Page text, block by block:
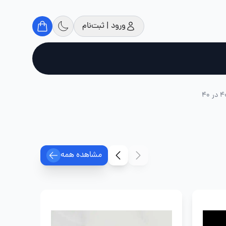
ورود | ثبت‌نام
مشاهده همه